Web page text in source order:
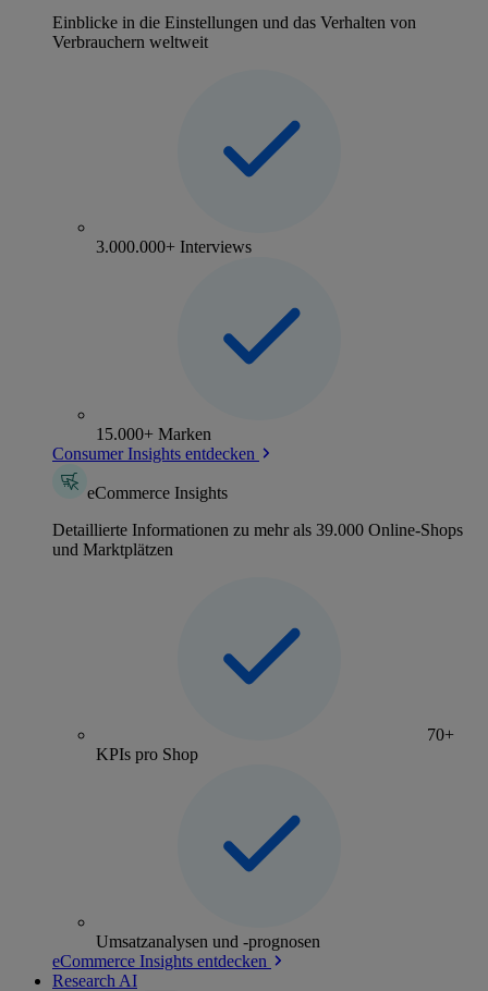
Einblicke in die Einstellungen und das Verhalten von
Verbrauchern weltweit
3.000.000+ Interviews
15.000+ Marken
Consumer Insights entdecken
eCommerce Insights
Detaillierte Informationen zu mehr als 39.000 Online-Shops
und Marktplätzen
70+
KPIs pro Shop
Umsatzanalysen und -prognosen
eCommerce Insights entdecken
Research AI